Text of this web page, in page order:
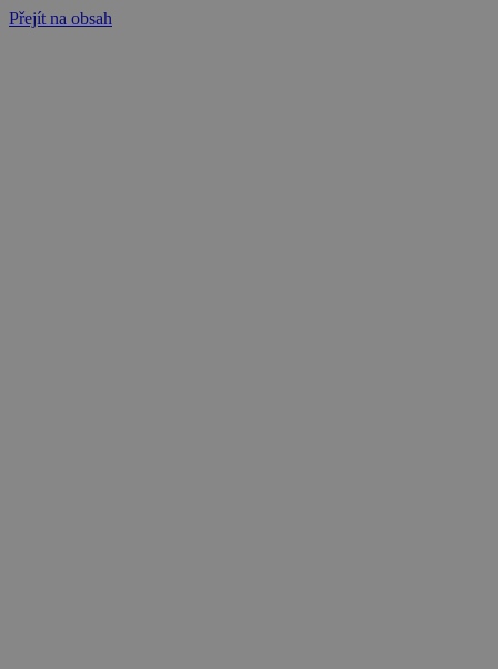
Přejít na obsah